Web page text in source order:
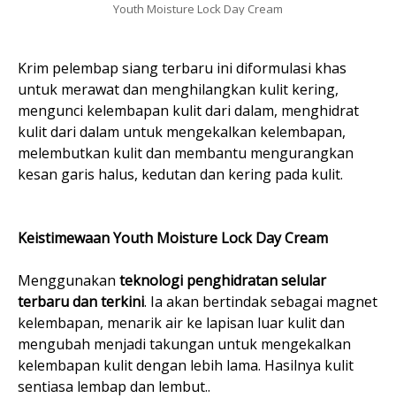
Youth Moisture Lock Day Cream
Krim pelembap siang terbaru ini diformulasi khas
untuk merawat dan menghilangkan kulit kering,
mengunci kelembapan kulit dari dalam, menghidrat
kulit dari dalam untuk mengekalkan kelembapan,
melembutkan kulit dan membantu mengurangkan
kesan garis halus, kedutan dan kering pada kulit.
Keistimewaan Youth Moisture Lock Day Cream
Menggunakan teknologi penghidratan selular
terbaru dan terkini. Ia akan bertindak sebagai magnet
kelembapan, menarik air ke lapisan luar kulit dan
mengubah menjadi takungan untuk mengekalkan
kelembapan kulit dengan lebih lama. Hasilnya kulit
sentiasa lembap dan lembut..